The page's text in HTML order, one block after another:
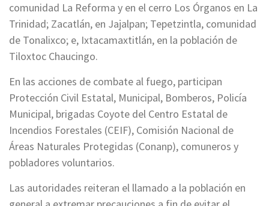
comunidad La Reforma y en el cerro Los Órganos en La
Trinidad; Zacatlán, en Jajalpan; Tepetzintla, comunidad
de Tonalixco; e, Ixtacamaxtitlán, en la población de
Tiloxtoc Chaucingo.
En las acciones de combate al fuego, participan
Protección Civil Estatal, Municipal, Bomberos, Policía
Municipal, brigadas Coyote del Centro Estatal de
Incendios Forestales (CEIF), Comisión Nacional de
Áreas Naturales Protegidas (Conanp), comuneros y
pobladores voluntarios.
Las autoridades reiteran el llamado a la población en